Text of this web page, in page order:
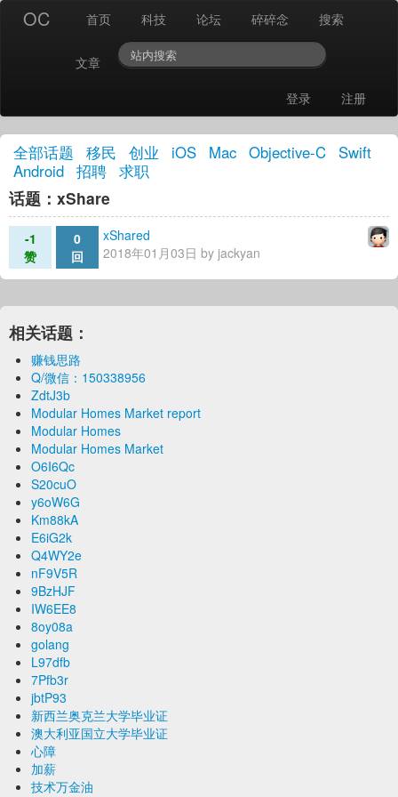
OC 首页 科技 论坛 碎碎念 搜索
文章
登录
注册
全部话题 移民 创业 iOS Mac Objective-C
Swift
Android 招聘 求职
话题：xShare
-1
赞
0
回
xShared
2018年01月03日 by jackyan
相关话题：
赚钱思路
Q/微信：150338956
ZdtJ3b
Modular Homes Market report
Modular Homes
Modular Homes Market
O6I6Qc
S20cuO
y6oW6G
Km88kA
E6iG2k
Q4WY2e
nF9V5R
9BzHJF
IW6EE8
8oy08a
golang
L97dfb
7Pfb3r
jbtP93
新西兰奥克兰大学毕业证
澳大利亚国立大学毕业证
心障
加薪
技术万金油